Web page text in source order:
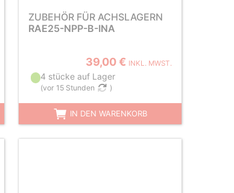
ZUBEHÖR FÜR ACHSLAGERN
RAE25-NPP-B-INA
39,00 € INKL. MWST.
4 stücke auf Lager
(vor 15 Stunden )
IN DEN WARENKORB